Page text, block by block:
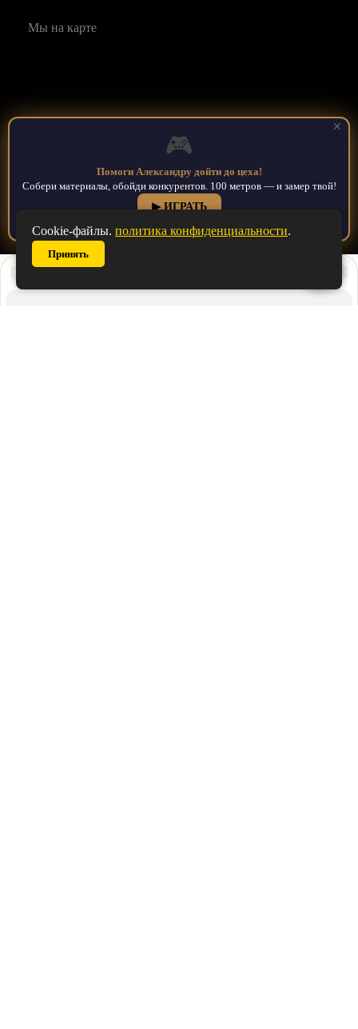
Мы на карте
Мебельные решения: Кухни, шкафы купе, гардеробные, детские и
Cookie-файлы. политика конфиденциальности.
Принять
🎮
Помоги Александру дойти до цеха!
Собери материалы, обойди конкурентов. 100 метров — и замер твой!
▶ ИГРАТЬ
✕